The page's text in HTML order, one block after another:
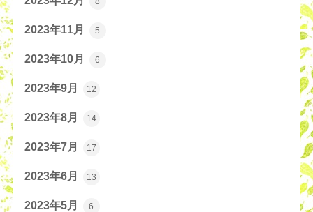
2023年11月 5
2023年10月 6
2023年9月 12
2023年8月 14
2023年7月 17
2023年6月 13
2023年5月 6